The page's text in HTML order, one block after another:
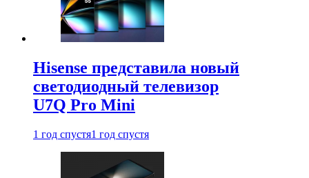
Hisense представила новый
светодиодный телевизор
U7Q Pro Mini
1 год спустя1 год спустя